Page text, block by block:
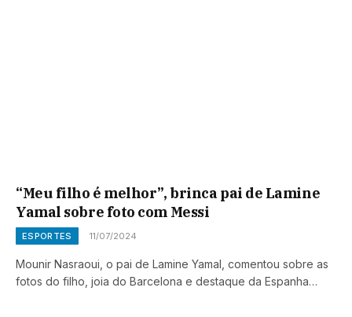
“Meu filho é melhor”, brinca pai de Lamine
Yamal sobre foto com Messi
ESPORTES 11/07/2024
Mounir Nasraoui, o pai de Lamine Yamal, comentou sobre as
fotos do filho, joia do Barcelona e destaque da Espanha…